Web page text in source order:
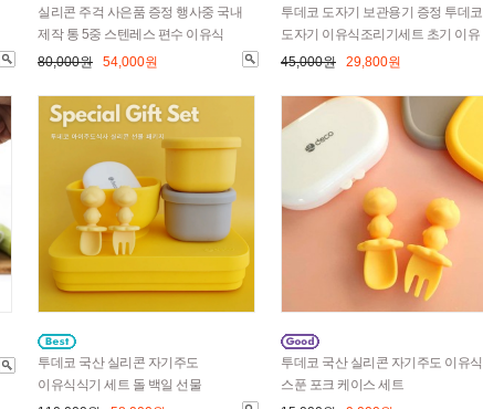
실리콘 주걱 사은품 증정 행사중 국내
제작 통 5중 스텐레스 편수 이유식
80,000원 54,000원
투데코 도자기 보관용기 증정 투데코
도자기 이유식조리기세트 초기 이유
45,000원 29,800원
투데코 국산 실리콘 자기주도
이유식식기 세트 돌 백일 선물
투데코 국산 실리콘 자기주도 이유식
스푼 포크 케이스 세트